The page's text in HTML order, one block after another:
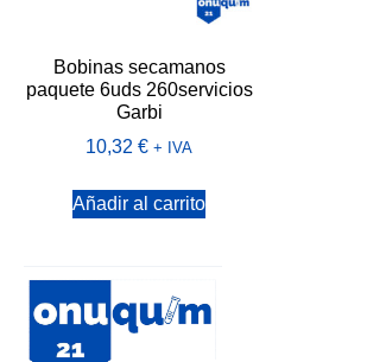
Bobinas secamanos
paquete 6uds 260servicios
Garbi
10,32 € + IVA
Añadir al carrito